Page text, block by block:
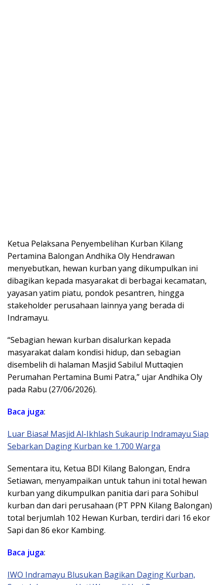
Ketua Pelaksana Penyembelihan Kurban Kilang
Pertamina Balongan Andhika Oly Hendrawan
menyebutkan, hewan kurban yang dikumpulkan ini
dibagikan kepada masyarakat di berbagai kecamatan,
yayasan yatim piatu, pondok pesantren, hingga
stakeholder perusahaan lainnya yang berada di
Indramayu.
“Sebagian hewan kurban disalurkan kepada
masyarakat dalam kondisi hidup, dan sebagian
disembelih di halaman Masjid Sabilul Muttaqien
Perumahan Pertamina Bumi Patra,” ujar Andhika Oly
pada Rabu (27/06/2026).
Baca juga:
Luar Biasa! Masjid Al-Ikhlash Sukaurip Indramayu Siap
Sebarkan Daging Kurban ke 1.700 Warga
Sementara itu, Ketua BDI Kilang Balongan, Endra
Setiawan, menyampaikan untuk tahun ini total hewan
kurban yang dikumpulkan panitia dari para Sohibul
kurban dan dari perusahaan (PT PPN Kilang Balongan)
total berjumlah 102 Hewan Kurban, terdiri dari 16 ekor
Sapi dan 86 ekor Kambing.
Baca juga:
IWO Indramayu Blusukan Bagikan Daging Kurban,